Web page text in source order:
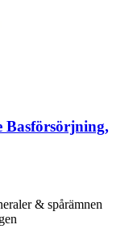
Basförsörjning,
& spårämnen